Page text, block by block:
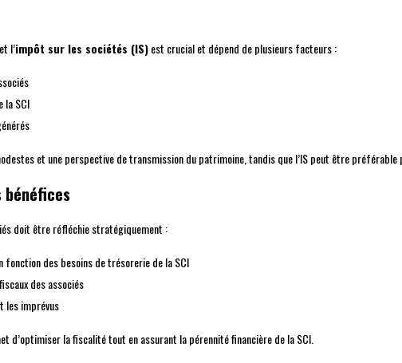
et l’impôt sur les sociétés (IS)est crucial et dépend de plusieurs facteurs :
la SCI
et une perspective de transmission du patrimoine, tandis que l’IS peut être
doit être réfléchie stratégiquement :
des besoins de trésorerie de la SCI
des associés
les imprévus
d’optimiser la fiscalité tout en assurant la pérennité financière de la SCI.